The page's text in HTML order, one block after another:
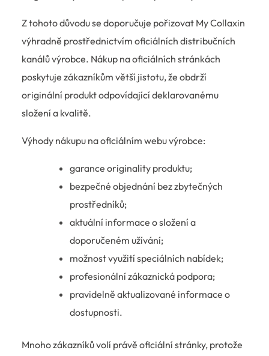
Z tohoto důvodu se doporučuje pořizovat My Collaxin
výhradně prostřednictvím oficiálních distribučních
kanálů výrobce. Nákup na oficiálních stránkách
poskytuje zákazníkům větší jistotu, že obdrží
originální produkt odpovídající deklarovanému
složení a kvalitě.
Výhody nákupu na oficiálním webu výrobce:
garance originality produktu;
bezpečné objednání bez zbytečných
prostředníků;
aktuální informace o složení a
doporučeném užívání;
možnost využití speciálních nabídek;
profesionální zákaznická podpora;
pravidelně aktualizované informace o
dostupnosti.
Mnoho zákazníků volí právě oficiální stránky, protože